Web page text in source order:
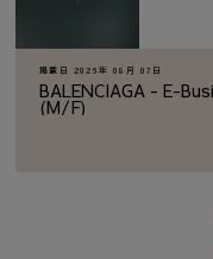
掲載日 2026年 08月 07日
BALENCIAGA - E-
(M/F)